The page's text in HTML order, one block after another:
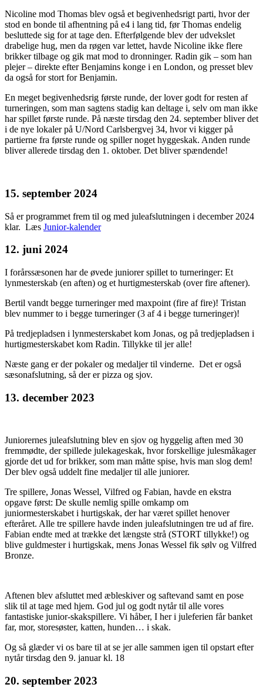
Nicoline mod Thomas blev også et begivenhedsrigt parti, hvor der
stod en bonde til afhentning på e4 i lang tid, før Thomas endelig
besluttede sig for at tage den. Efterfølgende blev der udvekslet
drabelige hug, men da røgen var lettet, havde Nicoline ikke flere
brikker tilbage og gik mat mod to dronninger. Radin gik – som han
plejer – direkte efter Benjamins konge i en London, og presset blev
da også for stort for Benjamin.
En meget begivenhedsrig første runde, der lover godt for resten af
turneringen, som man sagtens stadig kan deltage i, selv om man ikke
har spillet første runde. På næste tirsdag den 24. september bliver det
i de nye lokaler på U/Nord Carlsbergvej 34, hvor vi kigger på
partierne fra første runde og spiller noget hyggeskak. Anden runde
bliver allerede tirsdag den 1. oktober. Det bliver spændende!
15. september 2024
Så er programmet frem til og med juleafslutningen i december 2024
klar. Læs Junior-kalender
12. juni 2024
I forårssæsonen har de øvede juniorer spillet to turneringer: Et
lynmesterskab (en aften) og et hurtigmesterskab (over fire aftener).
Bertil vandt begge turneringer med maxpoint (fire af fire)! Tristan
blev nummer to i begge turneringer (3 af 4 i begge turneringer)!
På tredjepladsen i lynmesterskabet kom Jonas, og på tredjepladsen i
hurtigmesterskabet kom Radin. Tillykke til jer alle!
Næste gang er der pokaler og medaljer til vinderne. Det er også
sæsonafslutning, så der er pizza og sjov.
13. december 2023
Juniorernes juleafslutning blev en sjov og hyggelig aften med 30
fremmødte, der spillede julekageskak, hvor forskellige julesmåkager
gjorde det ud for brikker, som man måtte spise, hvis man slog dem!
Der blev også uddelt fine medaljer til alle juniorer.
Tre spillere, Jonas Wessel, Vilfred og Fabian, havde en ekstra
opgave først: De skulle nemlig spille omkamp om
juniormesterskabet i hurtigskak, der har været spillet henover
efteråret. Alle tre spillere havde inden juleafslutningen tre ud af fire.
Fabian endte med at trække det længste strå (STORT tillykke!) og
blive guldmester i hurtigskak, mens Jonas Wessel fik sølv og Vilfred
Bronze.
Aftenen blev afsluttet med æbleskiver og saftevand samt en pose
slik til at tage med hjem. God jul og godt nytår til alle vores
fantastiske junior-skakspillere. Vi håber, I her i juleferien får banket
far, mor, storesøster, katten, hunden… i skak.
Og så glæder vi os bare til at se jer alle sammen igen til opstart efter
nytår tirsdag den 9. januar kl. 18
20. september 2023